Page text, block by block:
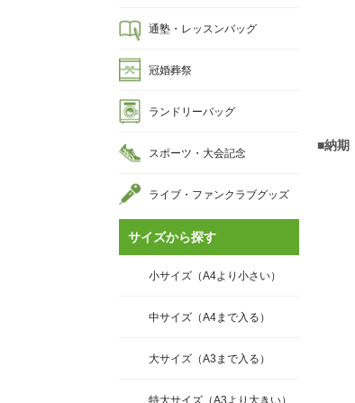
■納期
通塾・レッスンバッグ
冠婚葬祭
ランドリーバッグ
スポーツ・大会記念
ライブ・ファンクラブグッズ
サイズから探す
小サイズ（A4より小さい）
中サイズ（A4まで入る）
大サイズ（A3まで入る）
特大サイズ（A3より大きい）